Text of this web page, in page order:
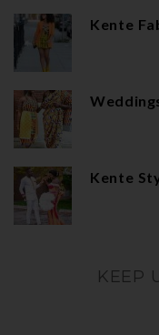
Kente
Kente
KEEP